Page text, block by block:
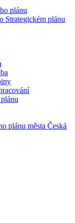
plánu
Strategickém plánu
plánu města Česká